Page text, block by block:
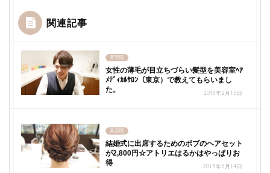
関連記事
美容院
女性の薄毛が目立ちづらい髪型を美容室ﾍｱ
ﾒﾃﾞｨｶﾙｻﾛﾝ（東京）で教えてもらいまし
た。
2018年2月15日
美容院
結婚式に出席するためのボブのヘアセット
が2,800円☆アトリエはるかはやっぱりお
得
2015年6月14日